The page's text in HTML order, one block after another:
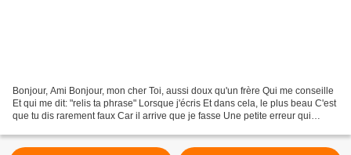
Bonjour, Ami Bonjour, mon cher Toi, aussi doux qu'un frère Qui me conseille
Et qui me dit: "relis ta phrase" Lorsque j'écris Et dans cela, le plus beau C'est
que tu dis rarement faux Car il arrive que je fasse Une petite erreur qui